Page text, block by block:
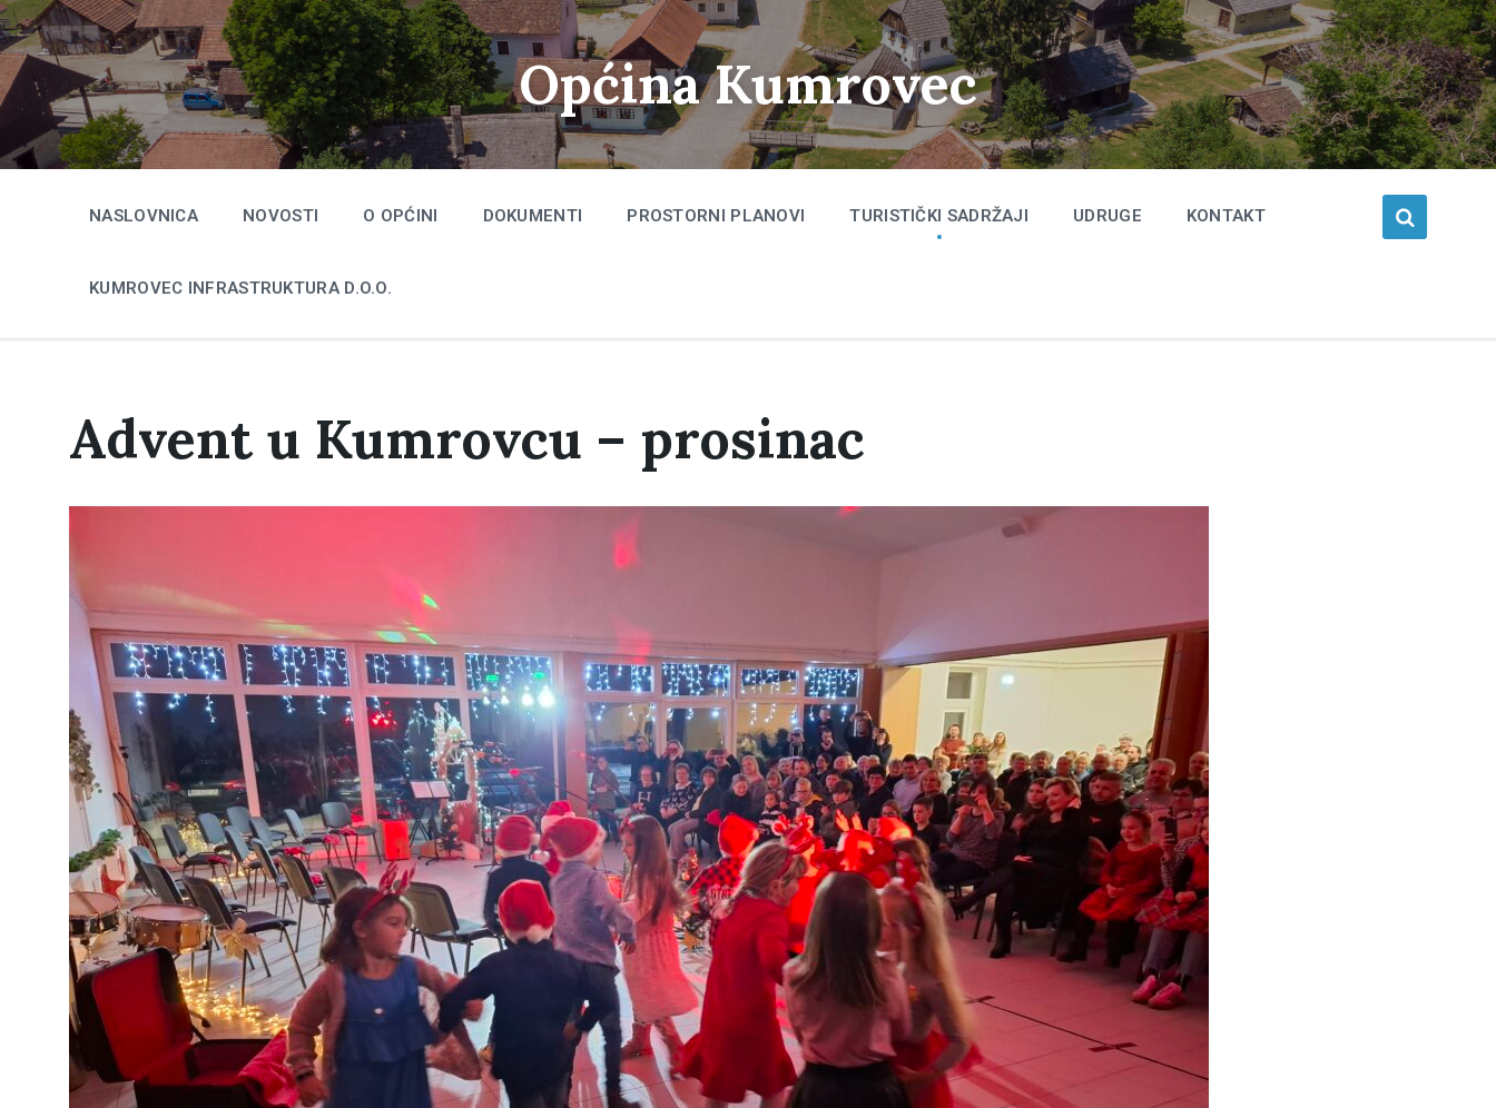
Skip
to
content
Skip
to
main
navigation
Skip
to
footer
Općina Kumrovec
NASLOVNICA NOVOSTI O OPĆINI DOKUMENTI PROSTORNI PLANOVI TURISTIČKI SADRŽAJI UDRUGE KONTAKT
KUMROVEC INFRASTRUKTURA D.O.O.
Advent u Kumrovcu – prosinac